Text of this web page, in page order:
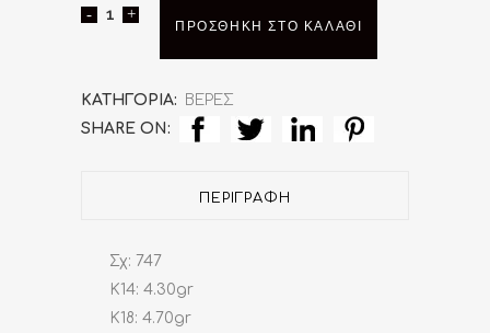
Βέρα
ΠΡΟΣΘΉΚΗ ΣΤΟ ΚΑΛΆΘΙ
ΚΑΤΗΓΟΡΊΑ:
ΒΕΡΕΣ
SHARE ON:
ΠΕΡΙΓΡΑΦΉ
Σχ: 747
K14: 4.30gr
K18: 4.70gr